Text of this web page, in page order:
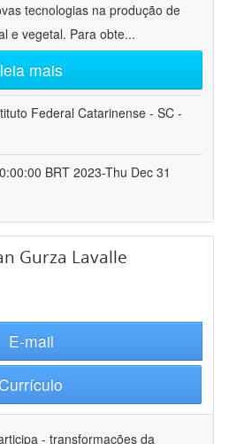
tecnologias na produção de
e vegetal. Para obte...
leia mais
Federal Catarinense - SC -
BRT 2023-Thu Dec 31
Gurza Lavalle
E-mail
Currículo
- transformações da